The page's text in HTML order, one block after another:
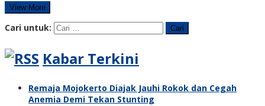
View More
Cari untuk:
Kabar Terkini
Remaja Mojokerto Diajak Jauhi Rokok dan Cegah
Anemia Demi Tekan Stunting